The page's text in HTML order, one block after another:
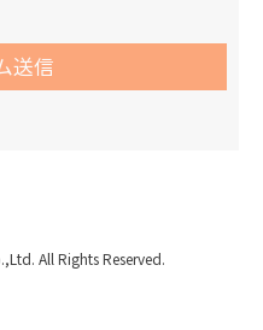
All Rights Reserved.